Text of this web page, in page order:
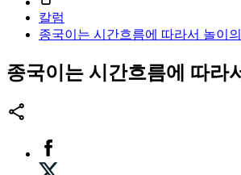
칼럼
종국이는 시간흐름에 따라서 놀이
종국이는 시간흐름에 따라